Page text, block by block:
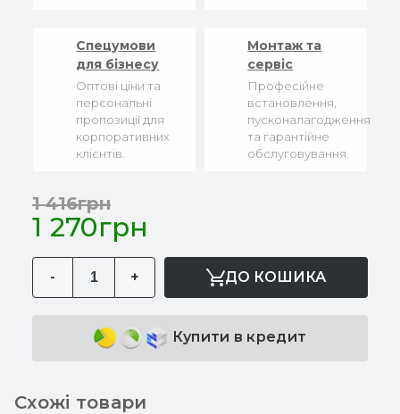
Спецумови
для бізнесу
Оптові ціни та
персональні
пропозиції для
корпоративних
клієнтів.
Монтаж та
сервіс
Професійне
встановлення,
пусконалагодження
та гарантійне
обслуговування.
1 270грн
1 416грн
- + ДО КОШИКА
Купити в кредит
Схожі товари